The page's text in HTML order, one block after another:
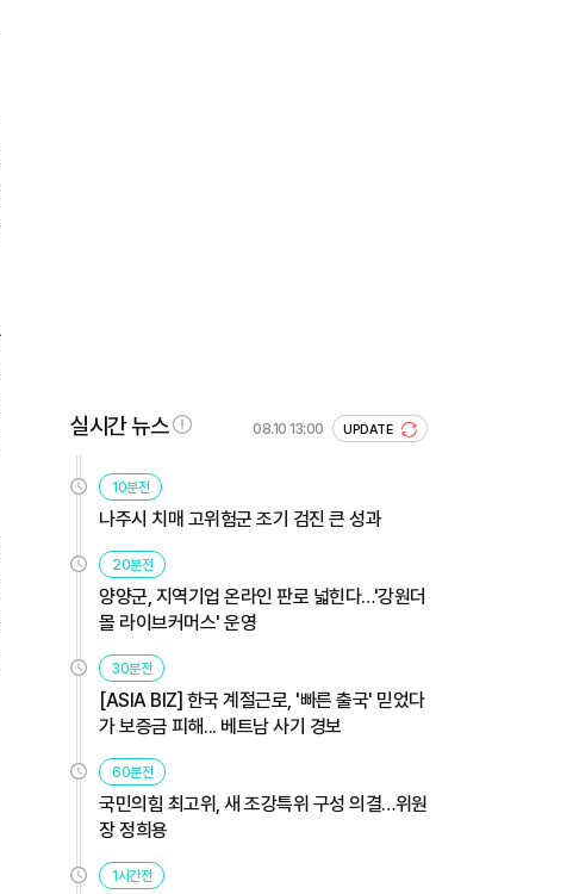
실시간 뉴스 08.10 13:00 UPDATE
10분전
나주시 치매 고위험군 조기 검진 큰 성과
20분전
양양군, 지역기업 온라인 판로 넓힌다…'강원더
몰 라이브커머스' 운영
30분전
[ASIA BIZ] 한국 계절근로, '빠른 출국' 믿었다
가 보증금 피해... 베트남 사기 경보
60분전
국민의힘 최고위, 새 조강특위 구성 의결…위원
장 정희용
1시간전